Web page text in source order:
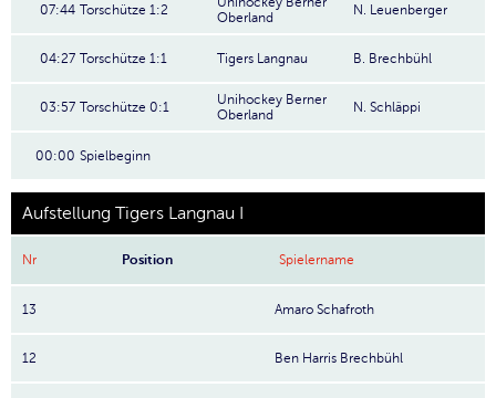
07:44 Torschütze 1:2
Oberland
N. Leuenberger
04:27 Torschütze 1:1 Tigers Langnau B. Brechbühl
03:57 Torschütze 0:1
Unihockey Berner
Oberland
N. Schläppi
00:00 Spielbeginn
Aufstellung Tigers Langnau I
Nr Position Spielername
13 Amaro Schafroth
12 Ben Harris Brechbühl